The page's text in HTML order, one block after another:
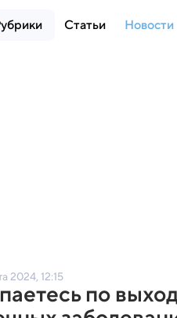
Статьи Новости
2024, 12:15
по